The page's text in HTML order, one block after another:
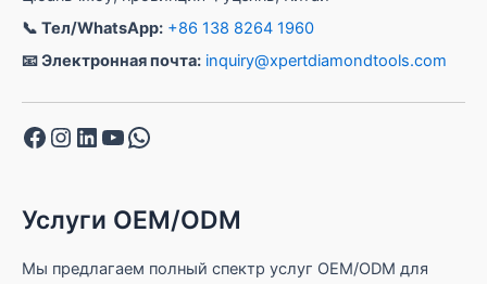
📞 Тел/WhatsApp: +86 138 8264 1960
📧 Электронная почта: inquiry@xpertdiamondtools.com
Facebook
Instagram
LinkedIn
YouTube
WhatsApp
Услуги OEM/ODM
Мы предлагаем полный спектр услуг OEM/ODM для